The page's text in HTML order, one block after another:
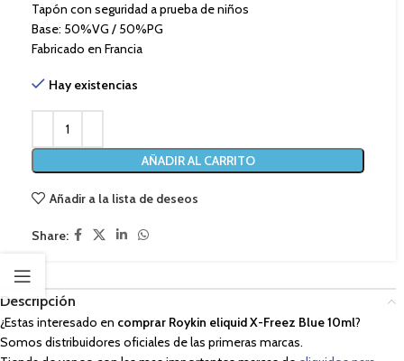
Tapón con seguridad a prueba de niños
Base: 50%VG / 50%PG
Fabricado en Francia
Hay existencias
AÑADIR AL CARRITO
Añadir a la lista de deseos
Share:
Descripción
¿Estas interesado en comprar Roykin eliquid X-Freez Blue 10ml?
Somos distribuidores oficiales de las primeras marcas.